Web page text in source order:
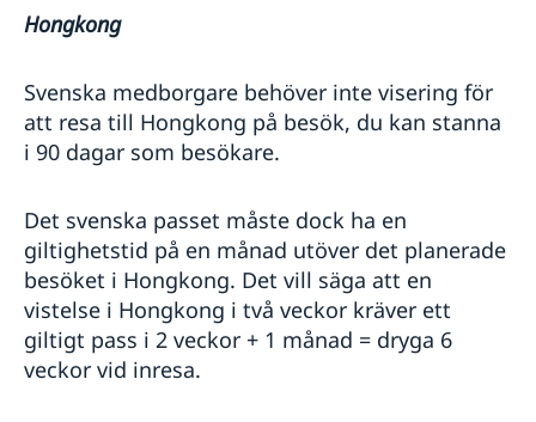
Kriser och katastrofer
Hongkong
Svenska medborgare behöver inte visering för
att resa till Hongkong på besök, du kan stanna
i 90 dagar som besökare.
Det svenska passet måste dock ha en
giltighetstid på en månad utöver det planerade
besöket i Hongkong. Det vill säga att en
vistelse i Hongkong i två veckor kräver ett
giltigt pass i 2 veckor + 1 månad = dryga 6
veckor vid inresa.